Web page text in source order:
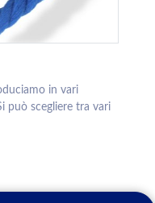
in vari
può scegliere tra vari